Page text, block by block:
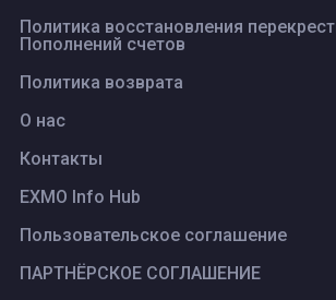
Политика восстановления
Пополнений счетов
Политика возврата
О нас
Контакты
EXMO Info Hub
Пользовательское соглашение
ПАРТНЁРСКОЕ СОГЛАШЕНИЕ